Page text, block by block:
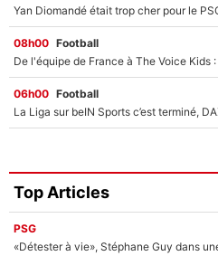
08h00 Football
06h00 Football
Top Articles
PSG
«Détester à vie», Stéphane Guy dans